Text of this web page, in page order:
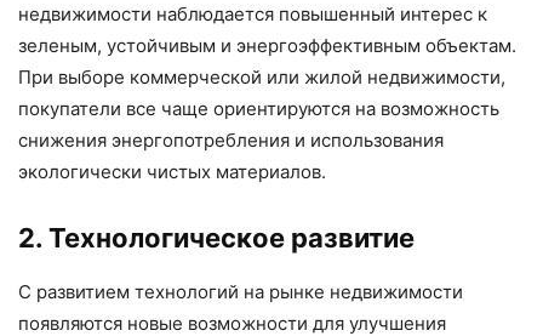
недвижимости наблюдается повышенный интерес к
зеленым, устойчивым и энергоэффективным объектам.
При выборе коммерческой или жилой недвижимости,
покупатели все чаще ориентируются на возможность
снижения энергопотребления и использования
экологически чистых материалов.
2. Технологическое развитие
С развитием технологий на рынке недвижимости
появляются новые возможности для улучшения